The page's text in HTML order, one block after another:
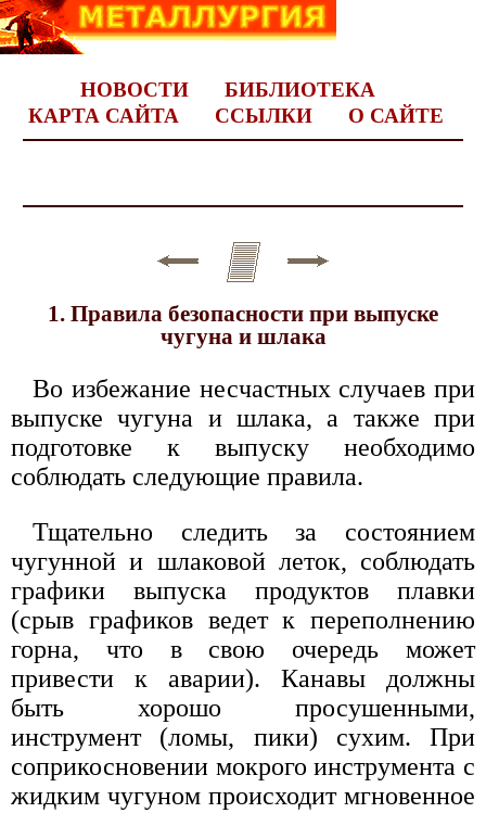
НОВОСТИ
БИБЛИОТЕКА
КАРТА САЙТА
ССЫЛКИ О САЙТЕ
1. Правила безопасности при выпуске
чугуна и шлака
Во избежание несчастных случаев при
выпуске чугуна и шлака, а также при
подготовке к выпуску необходимо
соблюдать следующие правила.
Тщательно следить за состоянием
чугунной и шлаковой леток, соблюдать
графики выпуска продуктов плавки
(срыв графиков ведет к переполнению
горна, что в свою очередь может
привести к аварии). Канавы должны
быть хорошо просушенными,
инструмент (ломы, пики) сухим. При
соприкосновении мокрого инструмента с
жидким чугуном происходит мгновенное